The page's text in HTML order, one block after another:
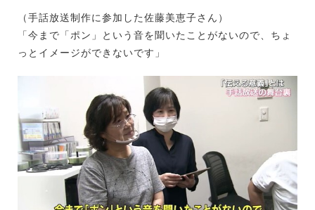
（手話放送制作に参加した佐藤美恵子さん）
「今まで「ポン」という音を聞いたことがないので、ちょ
っとイメージができないです」